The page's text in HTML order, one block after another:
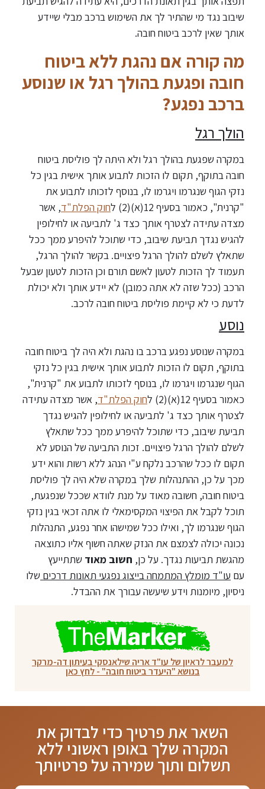
שיבוב נגד מי שהתיר לך את השימוש ברכב מבלי שיידע
אותך שאין לרכב ביטוח חובה.
מה קורה אם נהגת ללא ביטוח
חובה ופגעת בהולך רגל או שנוסע
ברכב נפגע?
הולך רגל
במקרה שפגעת בהולך רגל ולא היתה לך פוליסת ביטוח
חובה בתוקף, תקום לו הזכות לתבוע אותך אישית בגין כל
נזקי הגוף שנגרמו ויגרמו לו, בנוסף לזכותו לתבוע את
"קרנית", כאמור בסעיף 12(א)(2) ל
חוק הפלת"ד, אשר
מצדה עתידה לצטרף אותך כצד ג' לתביעה או לחילופין
להגיש נגדך תביעת שיבוב, כדי שתוכל להיפרע ממך ככל
שתאלץ לשלם להולך הרגל פיצויים. בקשר להולך הרגל,
תעמוד לך הזכות לטעון לאשם תורם וכן הזכות לטעון שבעל
הרכב (ככל שזה לא אתה כמובן) לא יידע אותך ולא יכולת
לדעת כי לא קיימת פוליסת ביטוח חובה לרכב.
נוסע
במקרה שנוסע נפגע ברכב בו נהגת ולא היה לך ביטוח חובה
בתוקף, תקום לו הזכות לתבוע אותך אישית בגין כל נזקי
הגוף שנגרמו ויגרמו לו, בנוסף לזכותו לתבוע את "קרנית",
כאמור בסעיף 12(א)(2) ל
חוק הפלת"ד, אשר מצדה עתידה
לצטרף אותך כצד ג' לתביעה או לחילופין להגיש נגדך
תביעת שיבוב, כדי שתוכל להיפרע ממך ככל שתאלץ
לשלם להולך הרגל פיצויים. זכות התביעה של הנוסע לא
תקום לו ככל שהרכב נלקח ע"י הנהג ללא רשות והוא ידע
מכך על כן, ההתנהלות שלך במקרה שלא היה לך פוליסת
ביטוח חובה, חשובה מאוד על מנת לוודא שככל שנפגעת,
תוכל לקבל את הפיצוי המקסימאלי לו אתה זכאי בגין נזקי
הגוף שנגרמו לך, ואילו ככל שמישהו אחר נפגע, התנהלות
נכונה יכולה לצמצם את הנזק שאתה חשוף אליו כתוצאה
מהגשת תביעות נגדך. על כן, חשוב מאוד שתתייעץ
עם עו"ד מומלץ המתמחה בייצוג נפגעי תאונות דרכים שלו
ניסיון, מיומנות וידע שיעשה עבורך את ההבדל.
למעבר לראיון של עו"ד אריה שילאנסקי בעיתון דה-מרקר
בנושא "היעדר ביטוח חובה" - לחץ כאן​
השאר את פרטיך כדי לבדוק את
המקרה שלך באופן ראשוני ללא
תשלום ותוך שמירה על פרטיותך